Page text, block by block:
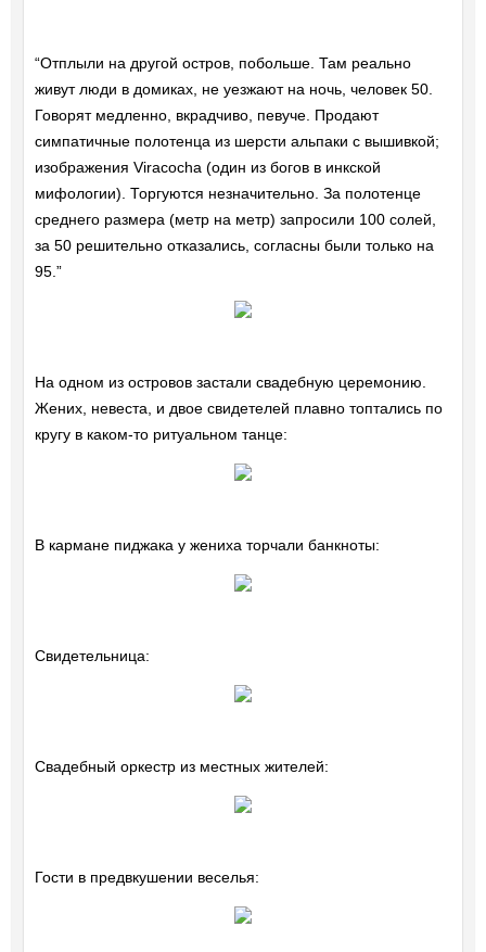
“Отплыли на другой остров, побольше. Там реально
живут люди в домиках, не уезжают на ночь, человек 50.
Говорят медленно, вкрадчиво, певуче. Продают
симпатичные полотенца из шерсти альпаки с вышивкой;
изображения Viracocha (один из богов в инкской
мифологии). Торгуются незначительно. За полотенце
среднего размера (метр на метр) запросили 100 солей,
за 50 решительно отказались, согласны были только на
95.”
На одном из островов застали свадебную церемонию.
Жених, невеста, и двое свидетелей плавно топтались по
кругу в каком-то ритуальном танце:
В кармане пиджака у жениха торчали банкноты:
Свидетельница:
Свадебный оркестр из местных жителей:
Гости в предвкушении веселья: